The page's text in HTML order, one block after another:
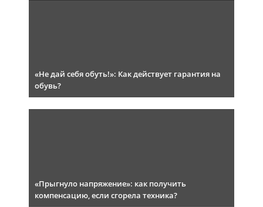
«Не дай себя обуть!»: Как действует гарантия на
обувь?
«Прыгнуло напряжение»: как получить
компенсацию, если сгорела техника?